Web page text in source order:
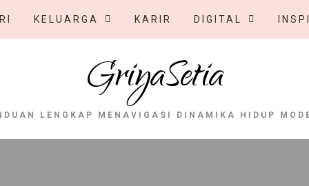
KELUARGA KARIR DIGITAL
GriyaSetia
LENGKAP MENAVIGASI DINAMIKA HIDUP